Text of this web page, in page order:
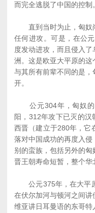
而完全逃脱了中国的控制。
直到当时为止，匈奴
任何进攻。可是，在公
度发动进攻，而且侵入
洲。这是欧亚大平原的这
与其所有前辈不同的是
开。
公元304年，匈奴的
阳，312年攻下已灭的
西晋（建立于280年，它
落对中国成功的再度入侵
别的蛮族，包括另外的
晋王朝寿命短暂，整个华
公元375年，在大平原
在伏尔加河与顿河之间
维亚讲日耳曼语的东哥